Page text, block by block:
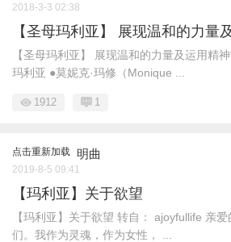
2018-3-3 02:38
【圣母玛利亚】 展现温和的力量
【圣母玛利亚】 展现温和的力量及运用精
玛利亚 ●莫妮克·玛修（Monique ...
1912 1
点击重新加载 明曲
2019-8-5 09:41
【玛利亚】关于欲望
【玛利亚】关于欲望 转自： ajoyfullife 亲
们。我作为灵魂，作为女性， ...